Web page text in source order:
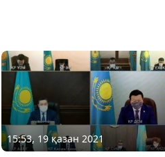
15:53, 19 қазан 2021